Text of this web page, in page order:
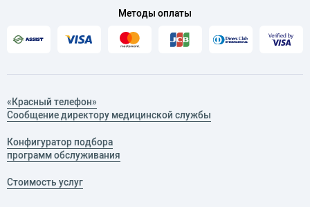
Методы оплаты
«Красный телефон»
Сообщение директору медицинской службы
Конфигуратор подбора
программ обслуживания
Стоимость услуг